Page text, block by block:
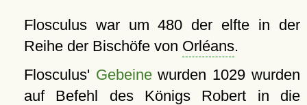
Flosculus war um 480 der elfte in der
Reihe der Bischöfe von Orléans.
Flosculus' Gebeinewurden 1029 wurden
auf Befehl des Königs Robert in die